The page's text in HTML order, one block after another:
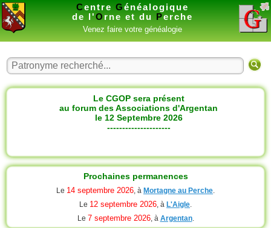
Centre Généalogique
de l'O rne et du Perche
Venez faire votre généalogie
Le CGOP sera présent
au forum des Associations d'Argentan
le 12 Septembre 2026
---------------------
Prochaines permanences
Le 14 septembre 2026, à Mortagne au Perche.
Le 12 septembre 2026, à L'Aigle.
Le 7 septembre 2026, à Argentan.